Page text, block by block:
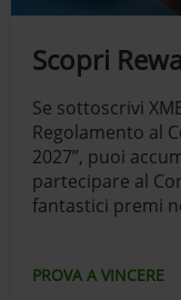
Scopri
Se sottoscrivi
Regolamento al
2027”, puoi
partecipare al
fantastici premi
PROVA A VINCERE